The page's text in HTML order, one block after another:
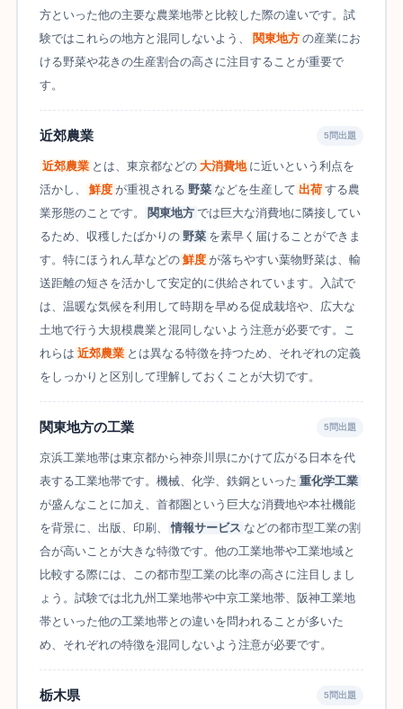
方といった他の主要な農業地帯と比較した際の違いです。試
験ではこれらの地方と混同しないよう、
関東地方 の産業にお
ける野菜や花きの生産割合の高さに注目することが重要で
す。
近郊農業 5問出題
近郊農業 とは、東京都などの 大消費地 に近いという利点を
活かし、
鮮度 が重視される 野菜 などを生産して 出荷 する農
業形態のことです。
関東地方 では巨大な消費地に隣接してい
るため、収穫したばかりの 野菜 を素早く届けることができま
す。特にほうれん草などの 鮮度 が落ちやすい葉物野菜は、輸
送距離の短さを活かして安定的に供給されています。入試で
は、温暖な気候を利用して時期を早める促成栽培や、広大な
土地で行う大規模農業と混同しないよう注意が必要です。こ
れらは 近郊農業 とは異なる特徴を持つため、それぞれの定義
をしっかりと区別して理解しておくことが大切です。
関東地方の工業 5問出題
京浜工業地帯は東京都から神奈川県にかけて広がる日本を代
表する工業地帯です。機械、化学、鉄鋼といった 重化学工業
が盛んなことに加え、首都圏という巨大な消費地や本社機能
を背景に、出版、印刷、
情報サービス などの都市型工業の割
合が高いことが大きな特徴です。他の工業地帯や工業地域と
比較する際には、この都市型工業の比率の高さに注目しまし
ょう。試験では北九州工業地帯や中京工業地帯、阪神工業地
帯といった他の工業地帯との違いを問われることが多いた
め、それぞれの特徴を混同しないよう注意が必要です。
栃木県 5問出題